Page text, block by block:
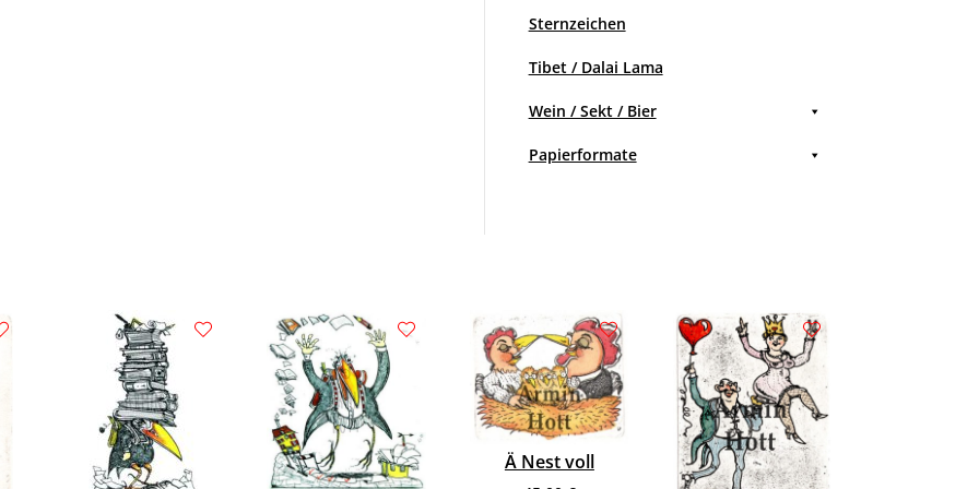
Sternzeichen
Tibet / Dalai Lama
Wein / Sekt / Bier
Papierformate
Ä Nest voll